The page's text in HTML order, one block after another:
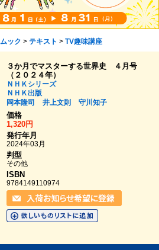
ムック > テキスト > TV趣味講座
３か月でマスターする世界史 ４月号
（２０２４年）
ＮＨＫシリーズ
ＮＨＫ出版
岡本隆司
井上文則
守川知子
価格
1,320円
発行年月
2024年03月
判型
その他
ISBN
9784149110974